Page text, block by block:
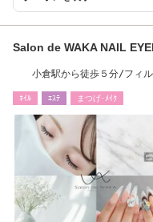
Salon de WAKA NAIL
小倉駅から徒歩５分/フィ
ﾈｲﾙ ｴｽﾃ まつげ･ﾒｲｸ